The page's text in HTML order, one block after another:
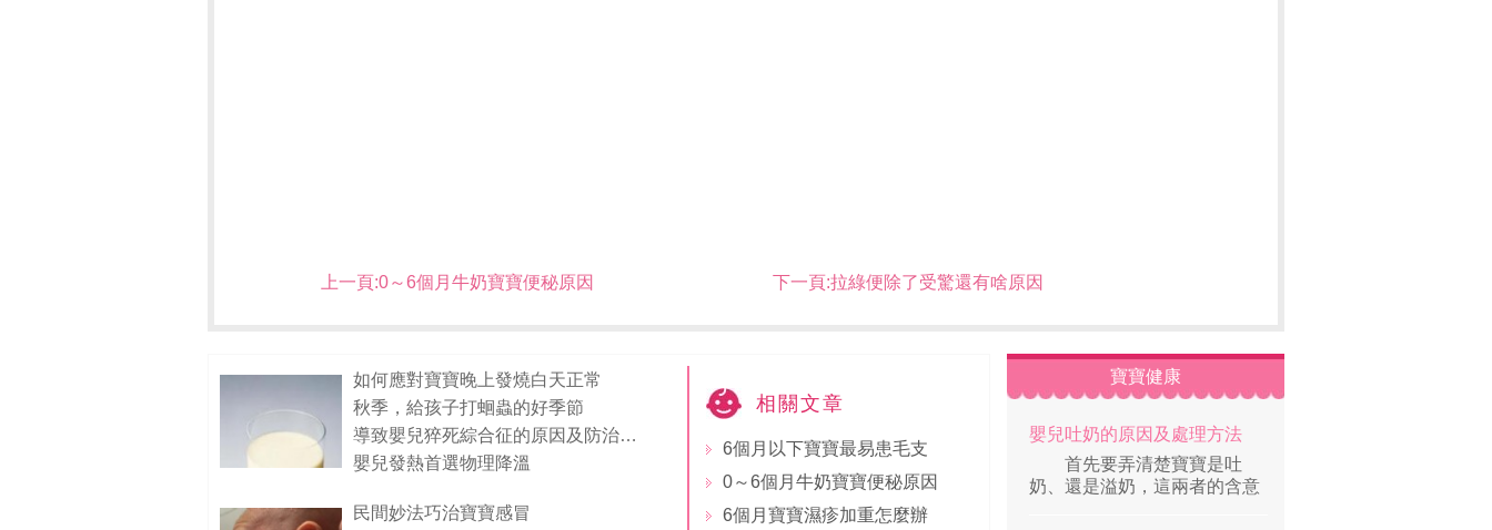
上一頁:0～6個月牛奶寶寶便秘原因 下一頁:拉綠便除了受驚還有啥原因
如何應對寶寶晚上發燒白天正常
秋季，給孩子打蛔蟲的好季節
導致嬰兒猝死綜合征的原因及防治方法（3）
嬰兒發熱首選物理降溫
民間妙法巧治寶寶感冒
相關文章
6個月以下寶寶最易患毛支
0～6個月牛奶寶寶便秘原因
6個月寶寶濕疹加重怎麼辦
寶寶健康
嬰兒吐奶的原因及處理方法
首先要弄清楚寶寶是吐
奶、還是溢奶，這兩者的含意